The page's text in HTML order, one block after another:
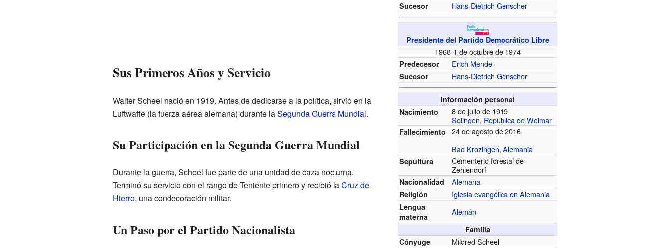
Sucesor Hans-Dietrich Genscher
Presidente del Partido Democrático Libre
1968-1 de octubre de 1974
Predecesor Erich Mende
Sucesor Hans-Dietrich Genscher
Información personal
Nacimiento
8 de julio de 1919
Solingen, República de Weimar
Fallecimiento
24 de agosto de 2016
Bad Krozingen,Alemania
Sepultura
Cementerio forestal de
Zehlendorf
Nacionalidad Alemana
Religión Iglesia evangélica en Alemania
Lengua
materna
Alemán
Familia
Cónyuge
Mildred Scheel
Sus Primeros Años y Servicio
Walter Scheel nació en 1919. Antes de dedicarse a la política, sirvió en la
Luftwaffe (la fuerza aérea alemana) durante laSegunda Guerra Mundial.
Su Participación en la Segunda Guerra Mundial
Durante la guerra, Scheel fue parte de una unidad de caza nocturna.
Terminó su servicio con el rango de Teniente primero y recibió laCruz de
Hierro, una condecoración militar.
Un Paso por el Partido Nacionalista